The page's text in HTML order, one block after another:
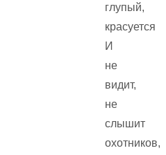
глупый,
красуется
И
не
видит,
не
слышит
охотников,